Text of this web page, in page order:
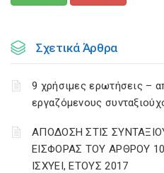
Σχετικά Άρθρα
9 χρήσιμες ερωτήσεις –
εργαζόμενους
ΑΠΟΔΟΣΗ ΣΤΙΣ
ΕΙΣΦΟΡΑΣ ΤΟΥ ΑΡΘΡΟΥ
ΙΣΧΥΕΙ, ΕΤΟΥΣ 2017